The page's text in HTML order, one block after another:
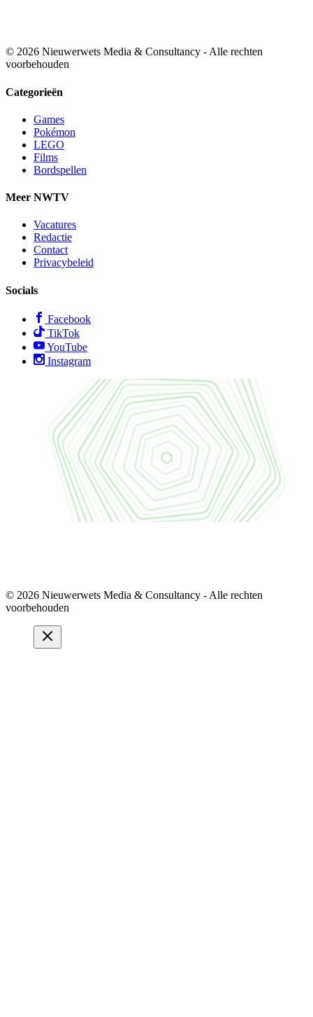
© 2026 Nieuwerwets Media & Consultancy - Alle rechten
voorbehouden
Categorieën
Games
Pokémon
LEGO
Films
Bordspellen
Meer NWTV
Vacatures
Redactie
Contact
Privacybeleid
Socials
Facebook
TikTok
YouTube
Instagram
© 2026 Nieuwerwets Media & Consultancy - Alle rechten
voorbehouden